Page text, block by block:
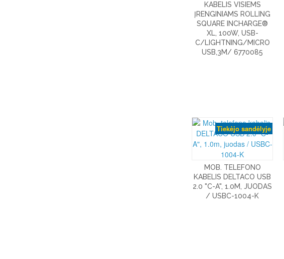
KABELIS VISIEMS
ĮRENGINIAMS ROLLING
SQUARE INCHARGE®
XL, 100W, USB-
C/LIGHTNING/MICRO
USB,3M/ 6770085
Tiekėjo sandėlyje
MOB. TELEFONO
KABELIS DELTACO USB
2.0 "C-A", 1.0M, JUODAS
/ USBC-1004-K